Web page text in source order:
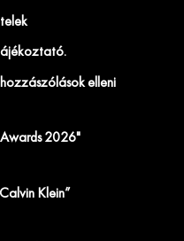
elleni
Awards 2026"
Klein”